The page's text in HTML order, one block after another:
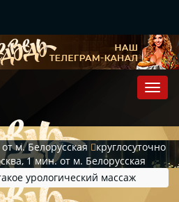
м. Белорусская
круглосуточно
1 мин. от м. Белорусская
урологический массаж